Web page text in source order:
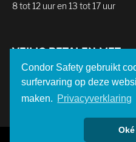
Condor Safety gebruikt
surfervaring op deze
maken. Privacyverklaring
Oké
8 tot 12 uur en 13 tot 17 uur
VEILIG BETALEN MET